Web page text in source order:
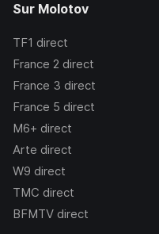
Sur Molotov
TF1 direct
France 2 direct
France 3 direct
France 5 direct
M6+ direct
Arte direct
W9 direct
TMC direct
BFMTV direct